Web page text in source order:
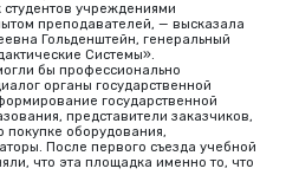
учреждениями
преподавателей, — высказала
Гольденштейн, генеральный
Системы».
бы профессионально
органы государственной
государственной
представители заказчиков,
оборудования,
После первого съезда учебной
что эта площадка именно то, что